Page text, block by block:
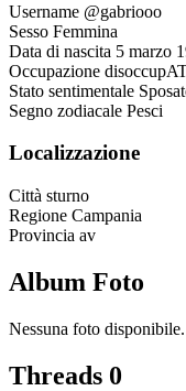
Username @gabriooo
Sesso Femmina
Data di nascita 5 marzo
Occupazione
Stato sentimentale
Segno zodiacale Pesci
Localizzazione
Città sturno
Regione Campania
Provincia av
Album Foto
Nessuna foto disponibile.
Threads 0